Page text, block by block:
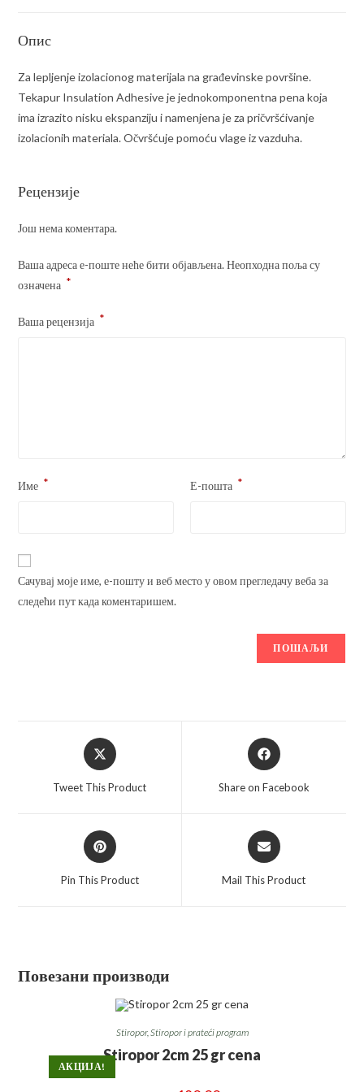
Опис
Za lepljenje izolacionog materijala na građevinske površine.
Tekapur Insulation Adhesive je jednokomponentna pena koja
ima izrazito nisku ekspanziju i namenjena je za pričvršćivanje
izolacionih materiala. Očvršćuje pomoću vlage iz vazduha.
Рецензије
Још нема коментара.
Ваша адреса е-поште неће бити објављена. Неопходна поља су
означена *
Ваша рецензија *
Име * Е-пошта *
Сачувај моје име, е-пошту и веб место у овом прегледачу веба за
следећи пут када коментаришем.
Opens
in
Tweet This Product
Opens
in
Share on Facebook
Opens
in
Pin This Product
Opens
in
Mail This Product
Повезани производи
АКЦИЈА!
Stiropor,Stiropor i prateći program
Stiropor 2cm 25 gr cena